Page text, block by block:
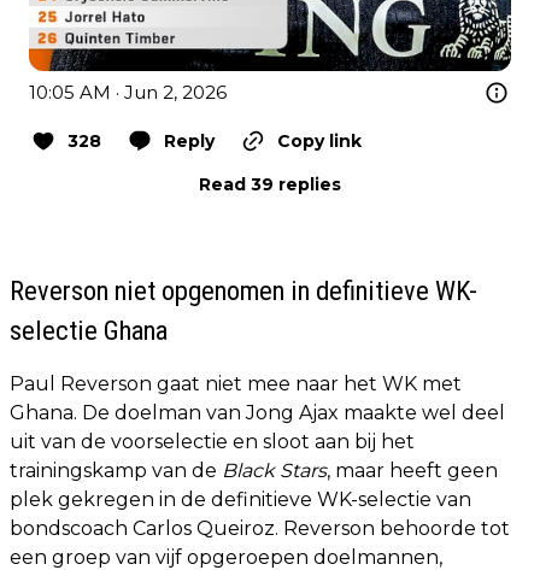
10:05 AM · Jun 2, 2026
328 Reply
Copy link
Read 39 replies
Reverson niet opgenomen in definitieve WK-
selectie Ghana
Paul Reverson gaat niet mee naar het WK met
Ghana. De doelman van Jong Ajax maakte wel deel
uit van de voorselectie en sloot aan bij het
trainingskamp van de Black Stars, maar heeft geen
plek gekregen in de definitieve WK-selectie van
bondscoach Carlos Queiroz. Reverson behoorde tot
een groep van vijf opgeroepen doelmannen,